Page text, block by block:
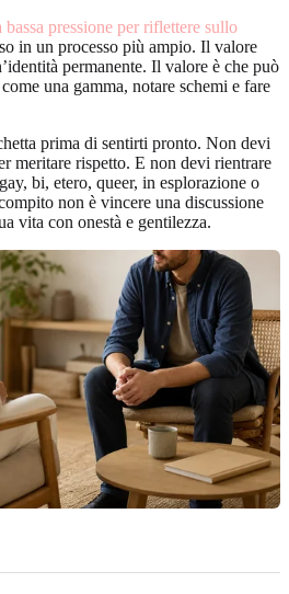
bassa pressione per riflettere sullo
in un processo più ampio. Il valore
permanente. Il valore è che può
una gamma, notare schemi e fare
prima di sentirti pronto. Non devi
meritare rispetto. E non devi rientrare
bi, etero, queer, in esplorazione o
non è vincere una discussione
vita con onestà e gentilezza.